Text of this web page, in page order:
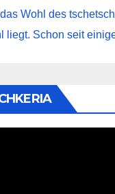
Wohl des
liegt. Schon seit